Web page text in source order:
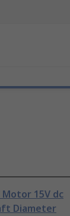
Motor 15V dc
Diameter